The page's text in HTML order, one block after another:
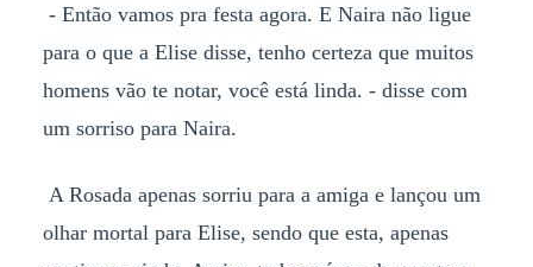
- Então vamos pra festa agora. E Naira não ligue
para o que a Elise disse, tenho certeza que muitos
homens vão te notar, você está linda. - disse com
um sorriso para Naira.
A Rosada apenas sorriu para a amiga e lançou um
olhar mortal para Elise, sendo que esta, apenas